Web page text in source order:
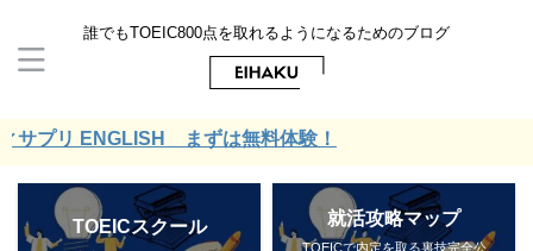
誰でもTOEIC800点を取れるようになるためのブログ
まずは無料体験！
TOEICスクール 就活攻略マップ
TOEICで内定を取る裏技完全公